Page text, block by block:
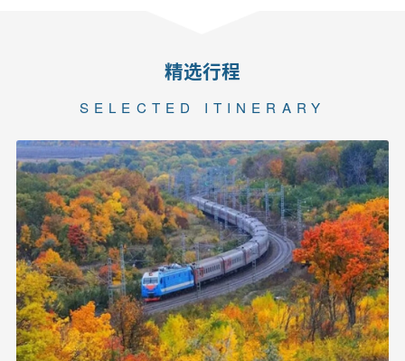
精选行程
SELECTED ITINERARY